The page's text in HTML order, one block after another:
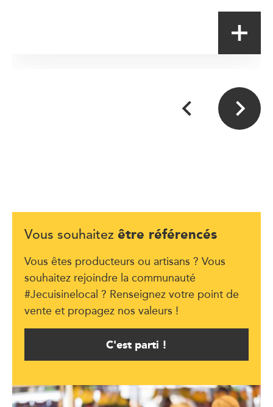
Vous souhaitez être référencés
Vous êtes producteurs ou artisans ? Vous
souhaitez rejoindre la communauté
#Jecuisinelocal ? Renseignez votre point de
vente et propagez nos valeurs !
C'est parti !